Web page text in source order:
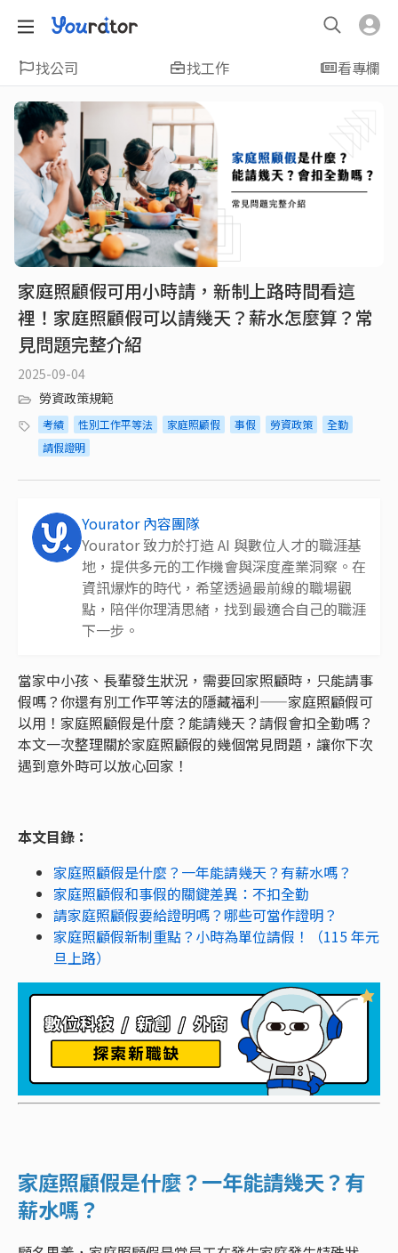
找公司 找工作 看專欄
家庭照顧假可用小時請，新制上路時間看這
裡！家庭照顧假可以請幾天？薪水怎麼算？常
見問題完整介紹
2025-09-04
勞資政策規範
考績 性別工作平等法 家庭照顧假 事假 勞資政策
全勤
請假證明
Yourator 內容團隊
Yourator 致力於打造 AI 與數位人才的職涯基
地，提供多元的工作機會與深度產業洞察。在
資訊爆炸的時代，希望透過最前線的職場觀
點，陪伴你理清思緒，找到最適合自己的職涯
下一步。
當家中小孩、長輩發生狀況，需要回家照顧時，只能請事
假嗎？你還有別工作平等法的隱藏福利——家庭照顧假可
以用！家庭照顧假是什麼？能請幾天？請假會扣全勤嗎？
本文一次整理關於家庭照顧假的幾個常見問題，讓你下次
遇到意外時可以放心回家！
本文目錄：
家庭照顧假是什麼？一年能請幾天？有薪水嗎？
家庭照顧假和事假的關鍵差異：不扣全勤
請家庭照顧假要給證明嗎？哪些可當作證明？
家庭照顧假新制重點？小時為單位請假！（115 年元
旦上路）
家庭照顧假是什麼？一年能請幾天？有
薪水嗎？